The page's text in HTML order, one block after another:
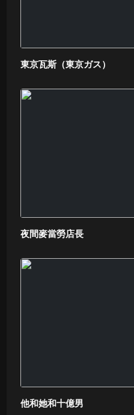
東京瓦斯（東京ガス）
夜間麥當勞店長
他和她和十億男